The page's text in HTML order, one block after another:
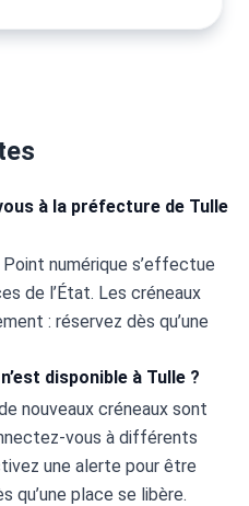
à la préfecture de Tulle
numérique s’effectue
de l’État. Les créneaux
: réservez dès qu’une
disponible à Tulle ?
nouveaux créneaux sont
vous à différents
une alerte pour être
qu’une place se libère.